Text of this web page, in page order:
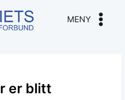
MENY
er blitt